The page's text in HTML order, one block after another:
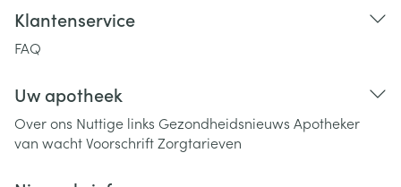
Klantenservice
FAQ
Uw apotheek
Over ons Nuttige links Gezondheidsnieuws Apotheker
van wachtVoorschriftZorgtarieven